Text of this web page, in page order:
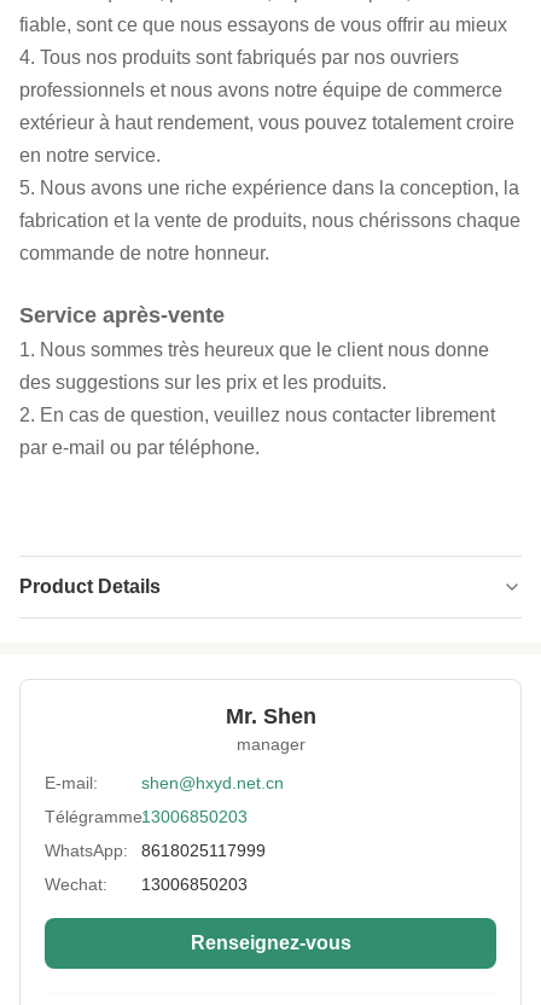
fiable, sont ce que nous essayons de vous offrir au mieux
4. Tous nos produits sont fabriqués par nos ouvriers
professionnels et nous avons notre équipe de commerce
extérieur à haut rendement, vous pouvez totalement croire
en notre service.
5. Nous avons une riche expérience dans la conception, la
fabrication et la vente de produits, nous chérissons chaque
commande de notre honneur.
Service après-vente
1. Nous sommes très heureux que le client nous donne
des suggestions sur les prix et les produits.
2. En cas de question, veuillez nous contacter librement
par e-mail ou par téléphone.
Product Details
Size Of Sheet: 51*130 pouces, 51*83 pouces
1-10mm
Neoprene Color: Noir et beige, blanc
Fabric Color: Comme demande du client
Standard: Respectueux de l'environnement
nylon enduit matériau caoutchouc cr
feuille de néoprène caoutchouc cr de 4 mm
Mr. Shen
manager
E-mail:
shen@hxyd.net.cn
Télégramme:13006850203
WhatsApp:
8618025117999
Wechat:
13006850203
Renseignez-vous